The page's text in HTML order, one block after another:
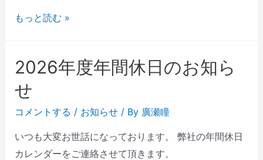
もっと読む »
2026年度年間休日のお知ら
せ
コメントする / お知らせ/ By 廣瀬瞳
いつも大変お世話になっております。 弊社の年間休日
カレンダーをご連絡させて頂きます。